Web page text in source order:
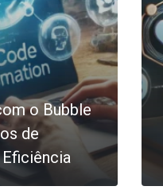
o Bubble
de